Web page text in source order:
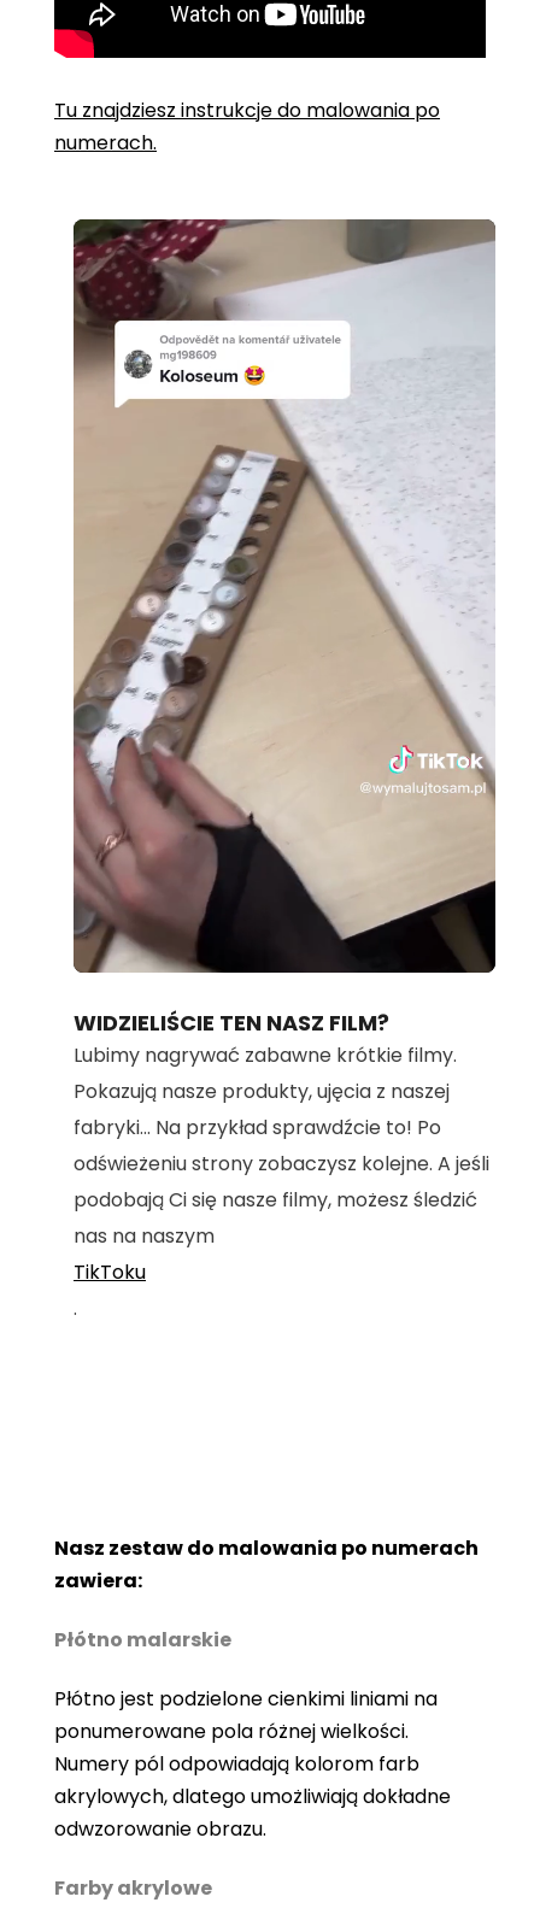
Tu znajdziesz instrukcje do malowania po
numerach.
Unmute
100.00%
WIDZIELIŚCIE TEN NASZ FILM?
Lubimy nagrywać zabawne krótkie filmy.
Pokazują nasze produkty, ujęcia z naszej
fabryki... Na przykład sprawdźcie to! Po
odświeżeniu strony zobaczysz kolejne. A jeśli
podobają Ci się nasze filmy, możesz śledzić
nas na naszym
TikToku
.
Nasz zestaw do malowania po numerach
zawiera:
Płótno malarskie
Płótno jest podzielone cienkimi liniami na
ponumerowane pola różnej wielkości.
Numery pól odpowiadają kolorom farb
akrylowych, dlatego umożliwiają dokładne
odwzorowanie obrazu.
Farby akrylowe